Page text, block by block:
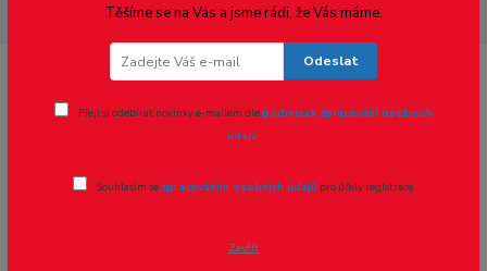
Těšíme se na Vás a jsme rádi, že Vás máme.
Odeslat
Přeji si odebírat novinky e-mailem dlepodmínek zpracování osobních
údajů.
Souhlasím se zpracováním osobních údajů pro účely registrace.
Zavřít